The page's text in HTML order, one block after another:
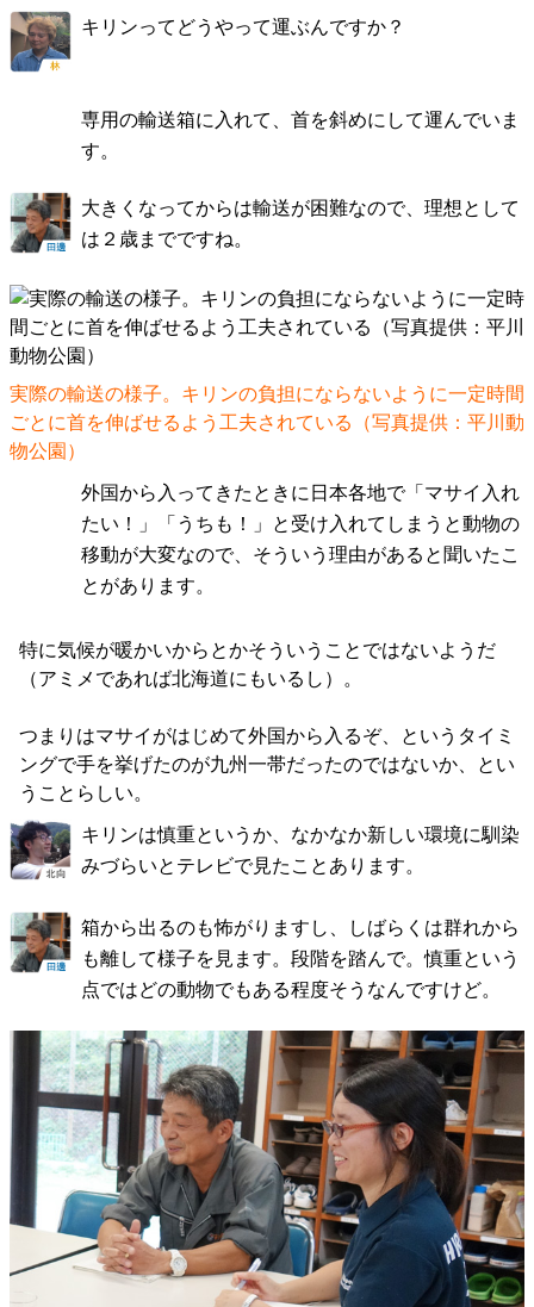
キリンってどうやって運ぶんですか？
専用の輸送箱に入れて、首を斜めにして運んでいま
す。
大きくなってからは輸送が困難なので、理想として
は２歳までですね。
実際の輸送の様子。キリンの負担にならないように一定時間
ごとに首を伸ばせるよう工夫されている（写真提供：平川動
物公園）
外国から入ってきたときに日本各地で「マサイ入れ
たい！」「うちも！」と受け入れてしまうと動物の
移動が大変なので、そういう理由があると聞いたこ
とがあります。
特に気候が暖かいからとかそういうことではないようだ
（アミメであれば北海道にもいるし）。
つまりはマサイがはじめて外国から入るぞ、というタイミ
ングで手を挙げたのが九州一帯だったのではないか、とい
うことらしい。
キリンは慎重というか、なかなか新しい環境に馴染
みづらいとテレビで見たことあります。
箱から出るのも怖がりますし、しばらくは群れから
も離して様子を見ます。段階を踏んで。慎重という
点ではどの動物でもある程度そうなんですけど。